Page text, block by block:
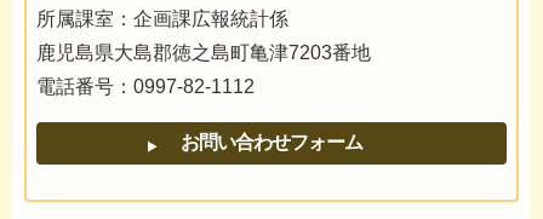
所属課室：企画課広報統計係
鹿児島県大島郡徳之島町亀津7203番地
電話番号：0997-82-1112